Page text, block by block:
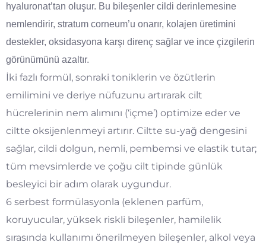
hyaluronat’tan oluşur. Bu bileşenler cildi derinlemesine
nemlendirir, stratum corneum’u onarır, kolajen üretimini
destekler, oksidasyona karşı direnç sağlar ve ince çizgilerin
görünümünü azaltır.
İki fazlı formül, sonraki toniklerin ve özütlerin
emilimini ve deriye nüfuzunu artırarak cilt
hücrelerinin nem alımını (‘içme’) optimize eder ve
ciltte oksijenlenmeyi artırır. Ciltte su-yağ dengesini
sağlar, cildi dolgun, nemli, pembemsi ve elastik tutar;
tüm mevsimlerde ve çoğu cilt tipinde günlük
besleyici bir adım olarak uygundur.
6 serbest formülasyonla (eklenen parfüm,
koruyucular, yüksek riskli bileşenler, hamilelik
sırasında kullanımı önerilmeyen bileşenler, alkol veya